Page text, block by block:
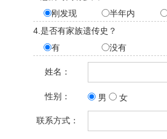
刚发现
半年内
4.是否有家族遗传史？
有
没有
姓名：
性别： 男 女
联系方式：